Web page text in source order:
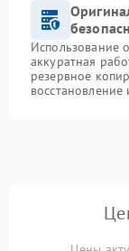
Использование
аккуратная
резервное